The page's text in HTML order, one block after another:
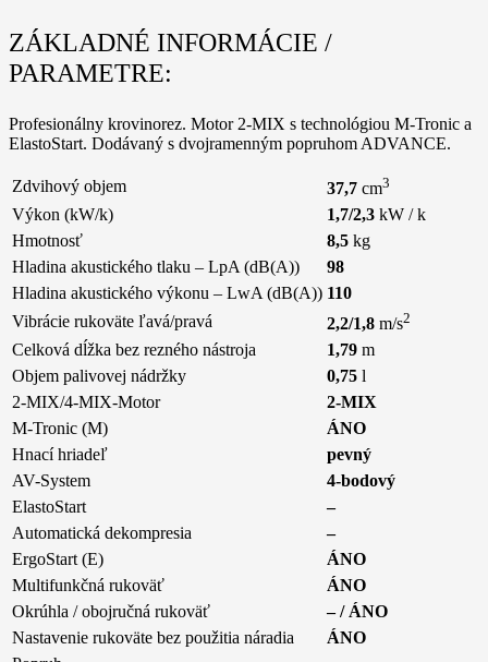
ZÁKLADNÉ INFORMÁCIE /
PARAMETRE:
Profesionálny krovinorez. Motor 2-MIX s technológiou M-Tronic a
ElastoStart. Dodávaný s dvojramenným popruhom ADVANCE.
Zdvihový objem 37,7 cm3
Výkon (kW/k) 1,7/2,3 kW / k
Hmotnosť
8,5 kg
Hladina akustického tlaku – LpA (dB(A))
98
Hladina akustického výkonu – LwA (dB(A)) 110
Vibrácie rukoväte ľavá/pravá
2,2/1,8 m/s2
Celková dĺžka bez rezného nástroja 1,79 m
Objem palivovej nádržky
0,75 l
2-MIX/4-MIX-Motor
2-MIX
M-Tronic (M)
ÁNO
Hnací hriadeľ
pevný
AV-System
4-bodový
ElastoStart
–
Automatická dekompresia
–
ErgoStart (E)
ÁNO
Multifunkčná rukoväť
ÁNO
Okrúhla / obojručná rukoväť
– / ÁNO
Nastavenie rukoväte bez použitia náradia
ÁNO